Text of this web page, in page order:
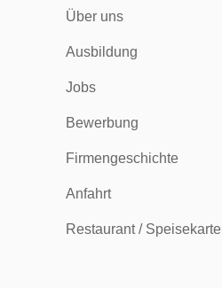
Über uns
Ausbildung
Jobs
Bewerbung
Firmengeschichte
Anfahrt
Restaurant / Speisekarte